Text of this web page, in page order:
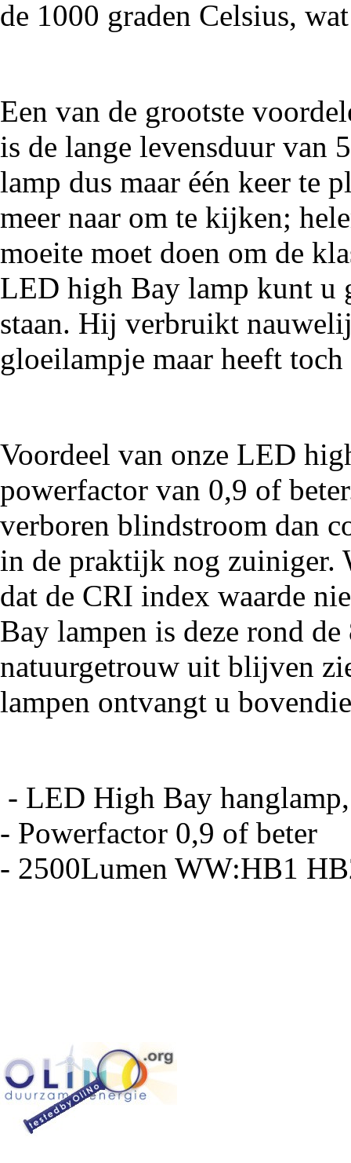
de 1000 graden Celsius,
Een van de grootste
is de lange levensduur van
lamp dus maar één keer te
meer naar om te kijken;
moeite moet doen om de
LED high Bay lamp kunt u
staan. Hij verbruikt
gloeilampje maar heeft
Voordeel van onze LED
powerfactor van 0,9 of
verboren blindstroom dan
in de praktijk nog zuiniger.
dat de CRI index waarde
Bay lampen is deze rond
natuurgetrouw uit blijven
lampen ontvangt u
- LED High Bay
- Powerfactor 0,9 of beter
- 2500Lumen WW:HB1